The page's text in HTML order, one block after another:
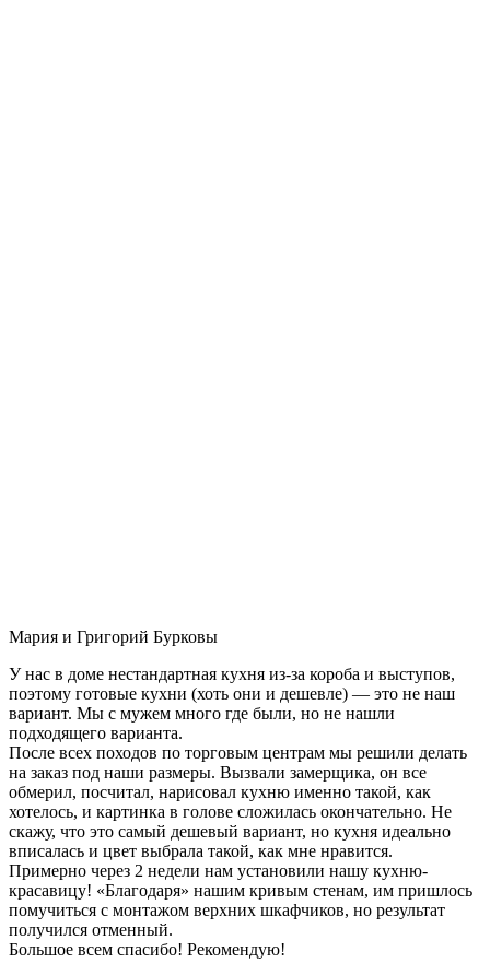
Мария и Григорий Бурковы
У нас в доме нестандартная кухня из-за короба и выступов,
поэтому готовые кухни (хоть они и дешевле) — это не наш
вариант. Мы с мужем много где были, но не нашли
подходящего варианта.
После всех походов по торговым центрам мы решили делать
на заказ под наши размеры. Вызвали замерщика, он все
обмерил, посчитал, нарисовал кухню именно такой, как
хотелось, и картинка в голове сложилась окончательно. Не
скажу, что это самый дешевый вариант, но кухня идеально
вписалась и цвет выбрала такой, как мне нравится.
Примерно через 2 недели нам установили нашу кухню-
красавицу! «Благодаря» нашим кривым стенам, им пришлось
помучиться с монтажом верхних шкафчиков, но результат
получился отменный.
Большое всем спасибо! Рекомендую!